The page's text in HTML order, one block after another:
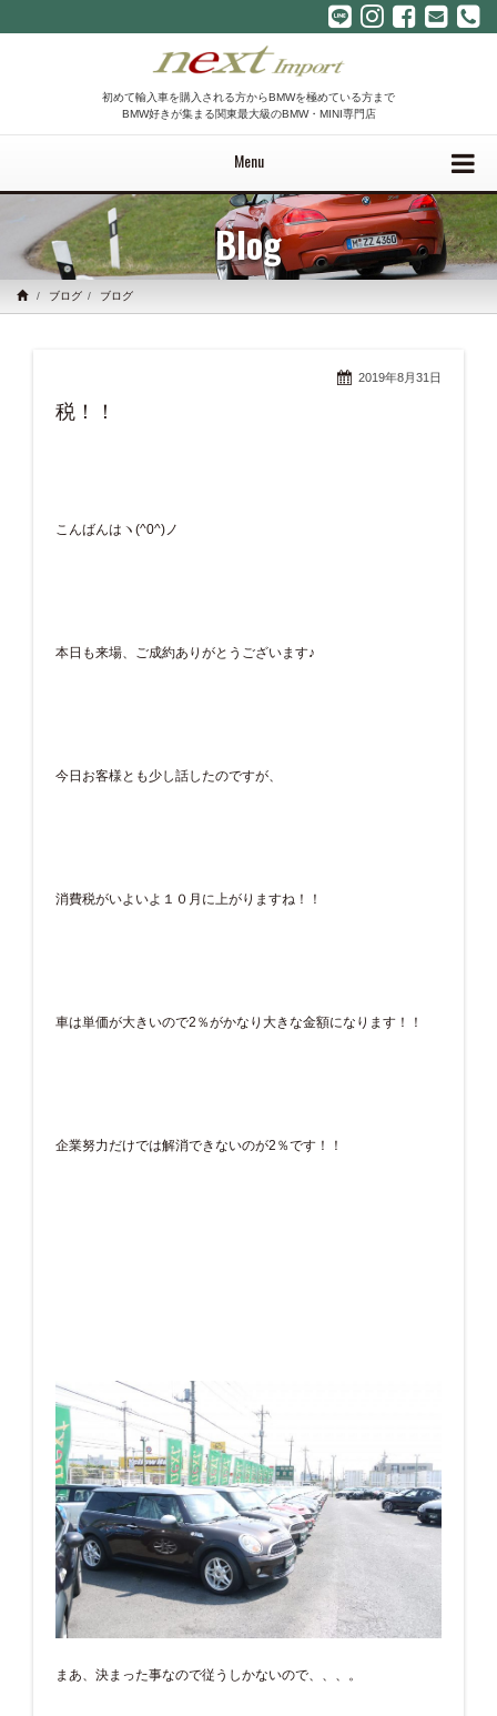
初めて輸入車を購入される方からBMWを極めている方まで
BMW好きが集まる関東最大級のBMW・MINI専門店
Menu
Blog
ブログ ブログ
2019年8月31日
税！！
こんばんはヽ(^0^)ノ
本日も来場、ご成約ありがとうございます♪
今日お客様とも少し話したのですが、
消費税がいよいよ１０月に上がりますね！！
車は単価が大きいので2％がかなり大きな金額になります！！
企業努力だけでは解消できないのが2％です！！
まあ、決まった事なので従うしかないので、、、。